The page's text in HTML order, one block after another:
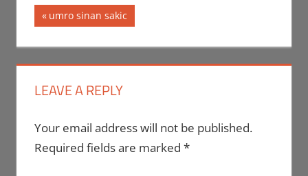
Post
navigation
Previous
Post:
umro sinan sakic
LEAVE A REPLY
Your email address will not be published.
Required fields are marked *